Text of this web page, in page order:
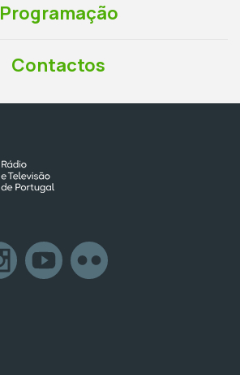
Programação
Contactos